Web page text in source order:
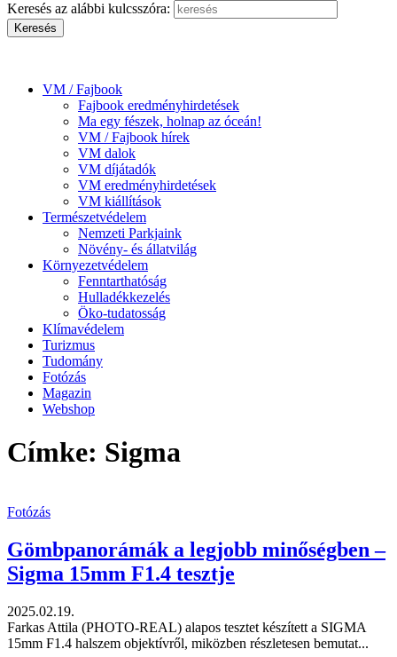
Keresés az alábbi kulcsszóra:
VM / Fajbook
Fajbook eredményhirdetések
Ma egy fészek, holnap az óceán!
VM / Fajbook hírek
VM dalok
VM díjátadók
VM eredményhirdetések
VM kiállítások
Természetvédelem
Nemzeti Parkjaink
Növény- és állatvilág
Környezetvédelem
Fenntarthatóság
Hulladékkezelés
Öko-tudatosság
Klímavédelem
Turizmus
Tudomány
Fotózás
Magazin
Webshop
Címke: Sigma
Fotózás
Gömbpanorámák a legjobb minőségben –
Sigma 15mm F1.4 tesztje
2025.02.19.
Farkas Attila (PHOTO-REAL) alapos tesztet készített a SIGMA
15mm F1.4 halszem objektívről, miközben részletesen bemutat...